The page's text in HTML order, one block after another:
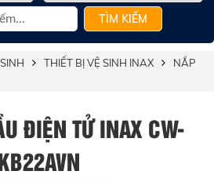
TÌM KIẾM
THIẾT BỊ VỆ SINH INAX
NẮP
ĐIỆN TỬ INAX CW-